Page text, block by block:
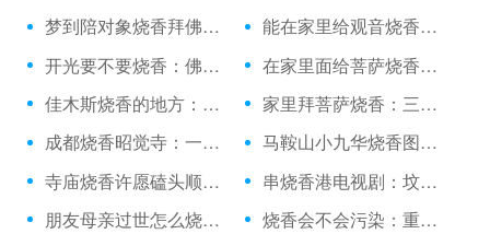
梦到陪对象烧香拜佛：烧香的时候差点摔了
能在家里给观音烧香吗：月经来能上庙里烧香
开光要不要烧香：佛教初一十五烧香佛歌
在家里面给菩萨烧香：可以白天烧香吗
佳木斯烧香的地方：死人烧香拜几下
家里拜菩萨烧香：三月初三还烧香吗
成都烧香昭觉寺：一个人去庙里烧香吗
马鞍山小九华烧香图片：银河小区烧香电话
寺庙烧香许愿磕头顺序：丁卯日烧香神在
串烧香港电视剧：坟地里放个烧香鼎
朋友母亲过世怎么烧香：可以在家里随便烧香没
烧香会不会污染：重庆上坟烧香